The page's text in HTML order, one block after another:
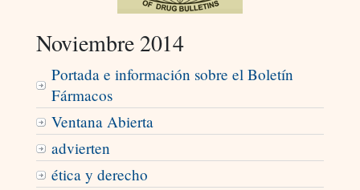
Noviembre 2014
Portada e información sobre el Boletín
Fármacos
Ventana Abierta
advierten
ética y derecho